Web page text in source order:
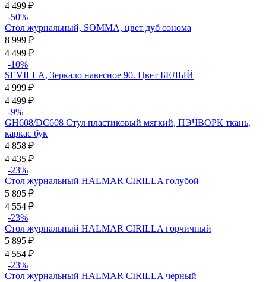
4 499 ₽
-50%
Стол журнальный, SOMMA, цвет дуб сонома
8 999 ₽
4 499 ₽
-10%
SEVILLA, Зеркало навесное 90. Цвет БЕЛЫЙ
4 999 ₽
4 499 ₽
-9%
GH608/DC608 Стул пластиковый мягкий, ПЭЧВОРК ткань,
каркас бук
4 858 ₽
4 435 ₽
-23%
Стол журнальный HALMAR CIRILLA голубой
5 895 ₽
4 554 ₽
-23%
Стол журнальный HALMAR CIRILLA горчичный
5 895 ₽
4 554 ₽
-23%
Стол журнальный HALMAR CIRILLA черный